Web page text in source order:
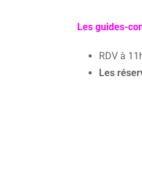
Les guides-
RDV à
Les